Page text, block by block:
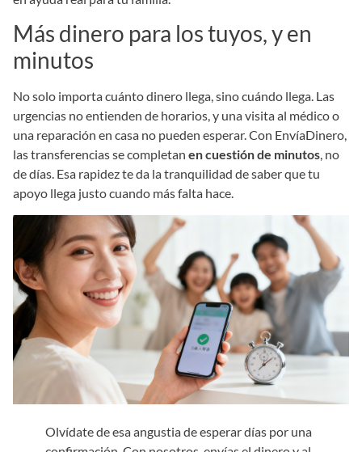
Más dinero para los tuyos, y en
minutos
No solo importa cuánto dinero llega, sino cuándo llega. Las
urgencias no entienden de horarios, y una visita al médico o
una reparación en casa no pueden esperar. Con EnvíaDinero,
las transferencias se completan en cuestión de minutos, no
de días. Esa rapidez te da la tranquilidad de saber que tu
apoyo llega justo cuando más falta hace.
Olvídate de esa angustia de esperar días por una